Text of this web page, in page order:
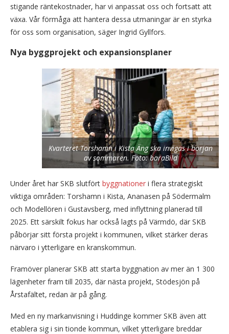
stigande räntekostnader, har vi anpassat oss och fortsatt att
växa. Vår förmåga att hantera dessa utmaningar är en styrka
för oss som organisation, säger Ingrid Gyllfors.
Nya byggprojekt och expansionsplaner
Kvarteret Torshamn i Kista Äng ska invigas i början
av sommaren. Foto: baraBild
Under året har SKB slutfört byggnationer i flera strategiskt
viktiga områden: Torshamn i Kista, Ananasen på Södermalm
och Modellören i Gustavsberg, med inflyttning planerad till
2025. Ett särskilt fokus har också lagts på Värmdö, där SKB
påbörjar sitt första projekt i kommunen, vilket stärker deras
närvaro i ytterligare en kranskommun.
Framöver planerar SKB att starta byggnation av mer än 1 300
lägenheter fram till 2035, där nästa projekt, Stödesjön på
Årstafältet, redan är på gång.
Med en ny markanvisning i Huddinge kommer SKB även att
etablera sig i sin tionde kommun, vilket ytterligare breddar